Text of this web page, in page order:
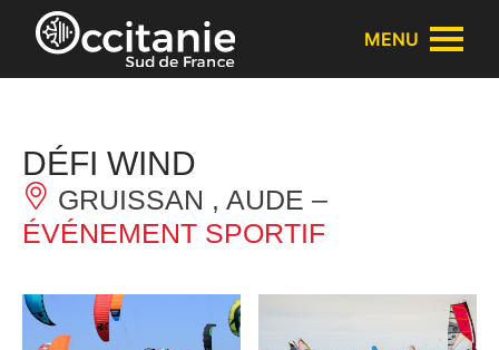
Panneau de gestion des cookies
MENU
DÉFI WIND
GRUISSAN , AUDE –
ÉVÉNEMENT SPORTIF